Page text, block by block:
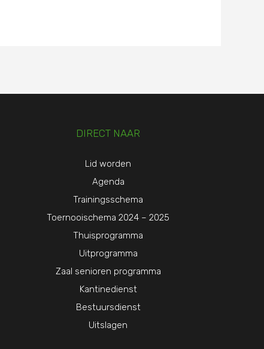
DIRECT NAAR
Lid worden
Agenda
Trainingsschema
Toernooischema 2024 – 2025
Thuisprogramma
Uitprogramma
Zaal senioren programma
Kantinedienst
Bestuursdienst
Uitslagen